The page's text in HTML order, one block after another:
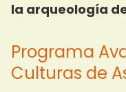
la arqueología
Programa
Culturas de